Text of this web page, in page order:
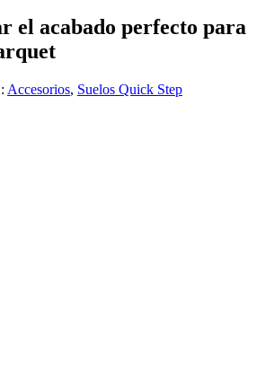
el acabado perfecto para
Accesorios, Suelos Quick Step